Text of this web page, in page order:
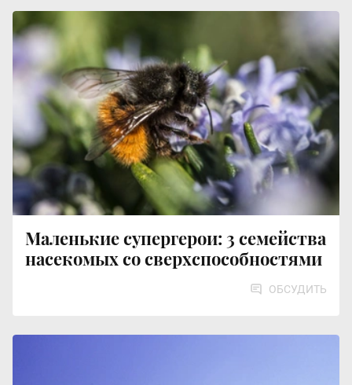
Маленькие супергерои: 3 семейства
насекомых со сверхспособностями
ОБСУДИТЬ